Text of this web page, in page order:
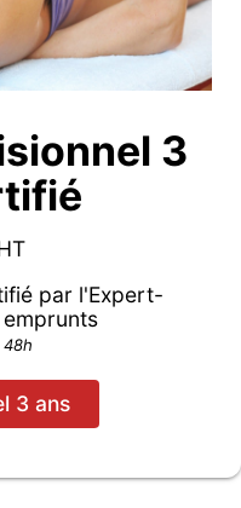
3
par l'Expert-
48h
3 ans